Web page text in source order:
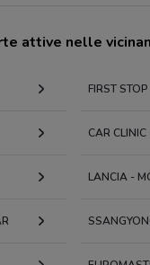
attive nelle
FIRST STOP
CAR CLINIC
LANCIA -